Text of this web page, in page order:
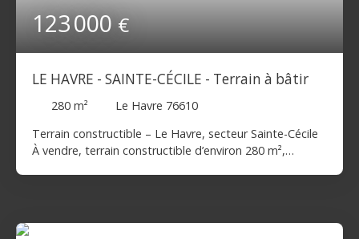
123 000€
LE HAVRE - SAINTE-CÉCILE - Terrain à bâtir
280 m²
Le Havre 76610
Terrain constructible – Le Havre, secteur Sainte-Cécile
À vendre, terrain constructible d’environ 280 m²,